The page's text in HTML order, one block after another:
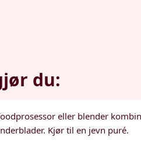
du:
eller blender
Kjør til en jevn puré.